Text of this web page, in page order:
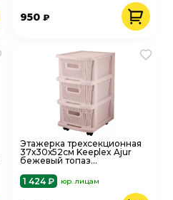
950₽
Этажерка трехсекционная
37х30х52см Keeplex Ajur
бежевый топаз
1 424 ₽
юр. лицам